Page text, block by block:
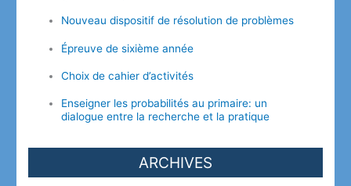
Nouveau dispositif de résolution de problèmes
Épreuve de sixième année
Choix de cahier d’activités
Enseigner les probabilités au primaire: un
dialogue entre la recherche et la pratique
ARCHIVES